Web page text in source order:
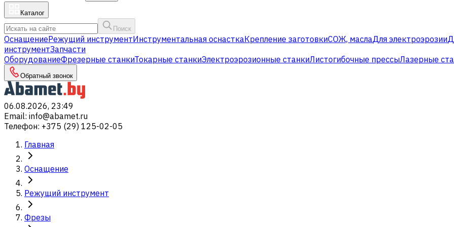
Каталог
Поиск
ОснащениеРежущий инструментИнструментальная оснасткаКрепление заготовкиСОЖ, маслаДля электроэрозии
инструментЗапчасти
ОборудованиеФрезерные станкиТокарные станкиЭлектроэрозионные станкиЛистогибочные прессыЛазерные
Обратный звонок
06.08.2026, 23:49
Email: info@abamet.ru
Телефон: +375 (29) 125-02-05
Главная
Оснащение
Режущий инструмент
Фрезы